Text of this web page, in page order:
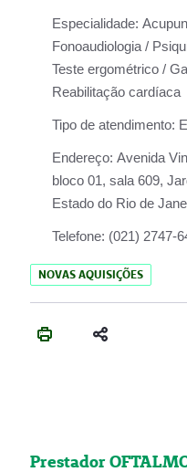
Especialidade:
Fonoaudiologia /
Teste ergométrico /
Reabilitação cardíaca
Tipo de atendimento:
Endereço: Avenida
bloco 01, sala 609,
Estado do Rio de
Telefone: (021) 2747-
NOVAS AQUISIÇÕES
Prestador